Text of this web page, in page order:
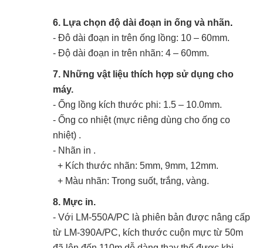
6. Lựa chọn độ dài đoạn in ống và nhãn.
- Đô dài đoạn in trên ống lồng: 10 – 60mm.
- Độ dài đoạn in trên nhãn: 4 – 60mm.
7. Những vật liệu thích hợp sử dụng cho
máy.
- Ống lồng kích thước phi: 1.5 – 10.0mm.
- Ống co nhiệt (mực riêng dùng cho ống co
nhiệt) .
- Nhãn in .
+ Kích thước nhãn: 5mm, 9mm, 12mm.
+ Màu nhãn: Trong suốt, trắng, vàng.
8. Mực in.
- Với LM-550A/PC là phiên bản được nâng cấp
từ LM-390A/PC, kích thước cuộn mực từ 50m